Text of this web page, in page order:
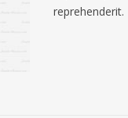
reprehenderit.